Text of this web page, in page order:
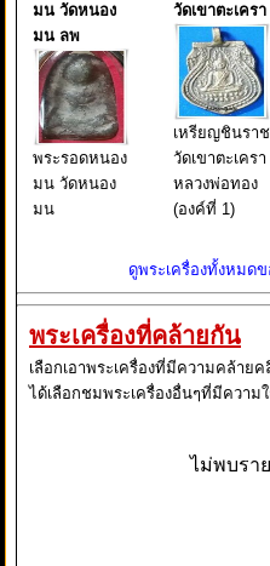
มน วัดหนอง
มน ลพ
พระรอดหนอง
มน วัดหนอง
มน
วัดเขาตะเครา
เหรียญชินราช
วัดเขาตะเครา
หลวงพ่อทอง
(องค์ที่ 1)
ดูพระเครื่องทั้งหมดข
พระเครื่องที่คล้ายกัน
เลือกเอาพระเครื่องที่มีความคล้าย
ได้เลือกชมพระเครื่องอื่นๆที่มีความ
ไม่พบรา